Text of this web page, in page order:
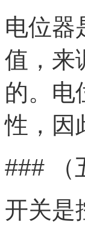
电位器
值，来
的。电
性，因
### （
开关是